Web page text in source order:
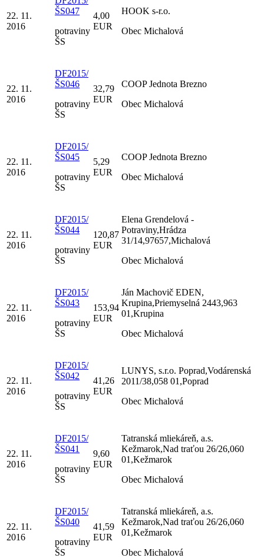
22. 11.
2016
ŠS047
potraviny
ŠS
4,00
EUR
HOOK s-r.o.
Obec Michalová
22. 11.
2016
DF2015/
ŠS046
potraviny
ŠS
32,79
EUR
COOP Jednota Brezno
Obec Michalová
22. 11.
2016
DF2015/
ŠS045
potraviny
ŠS
5,29
EUR
COOP Jednota Brezno
Obec Michalová
22. 11.
2016
DF2015/
ŠS044
potraviny
ŠS
120,87
EUR
Elena Grendelová -
Potraviny,Hrádza
31/14,97657,Michalová
Obec Michalová
22. 11.
2016
DF2015/
ŠS043
potraviny
ŠS
153,94
EUR
Ján Machovič EDEN,
Krupina,Priemyselná 2443,963
01,Krupina
Obec Michalová
22. 11.
2016
DF2015/
ŠS042
potraviny
ŠS
41,26
EUR
LUNYS, s.r.o. Poprad,Vodárenská
2011/38,058 01,Poprad
Obec Michalová
22. 11.
2016
DF2015/
ŠS041
potraviny
ŠS
9,60
EUR
Tatranská mliekáreň, a.s.
Kežmarok,Nad traťou 26/26,060
01,Kežmarok
Obec Michalová
22. 11.
2016
DF2015/
ŠS040
potraviny
ŠS
41,59
EUR
Tatranská mliekáreň, a.s.
Kežmarok,Nad traťou 26/26,060
01,Kežmarok
Obec Michalová